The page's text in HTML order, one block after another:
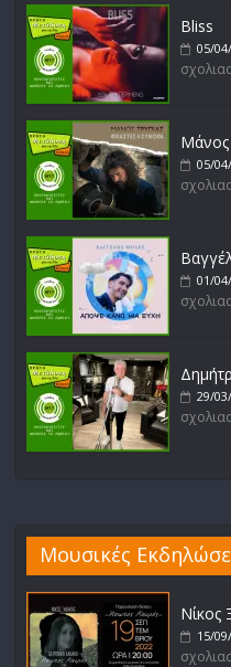
Bliss
05/
Μάνος
05/
01/
29/
Μουσικές
Νίκος
15/